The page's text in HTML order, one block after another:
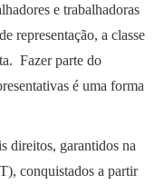
e trabalhadoras
representação, a classe
Fazer parte do
é uma forma
direitos, garantidos na
conquistados a partir